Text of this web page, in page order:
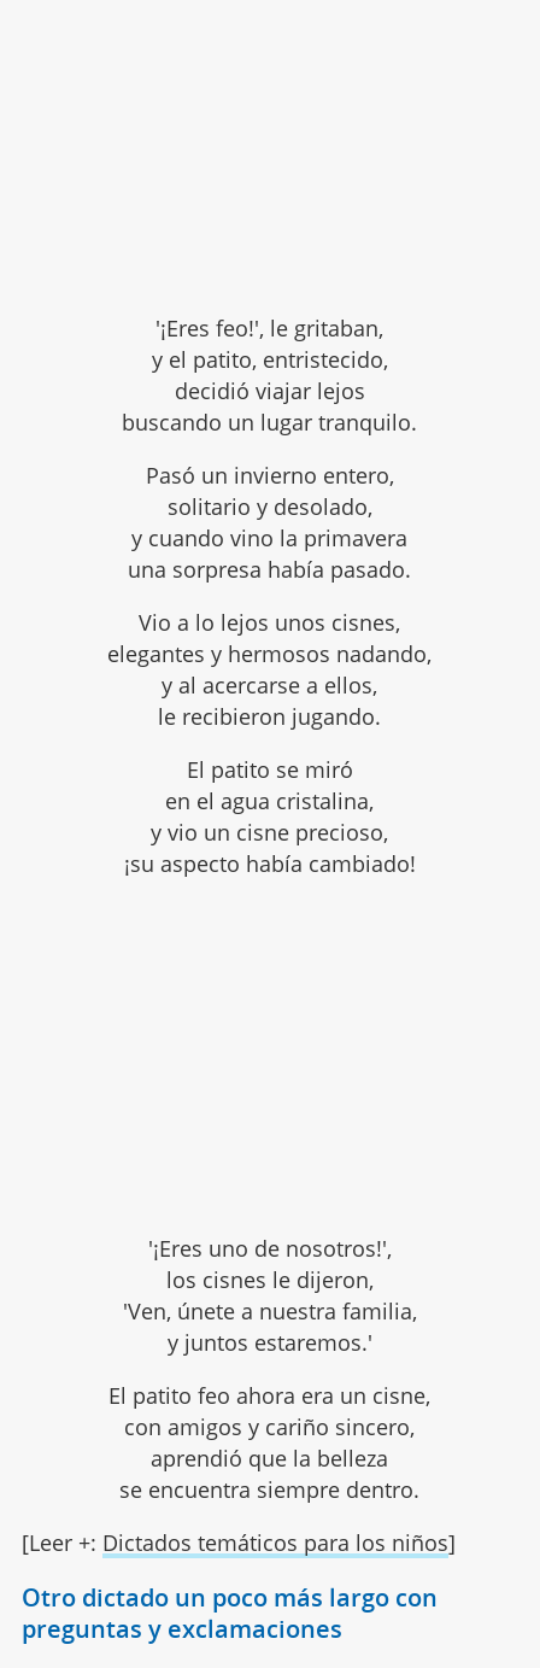
'¡Eres feo!', le gritaban,
y el patito, entristecido,
decidió viajar lejos
buscando un lugar tranquilo.
Pasó un invierno entero,
solitario y desolado,
y cuando vino la primavera
una sorpresa había pasado.
Vio a lo lejos unos cisnes,
elegantes y hermosos nadando,
y al acercarse a ellos,
le recibieron jugando.
El patito se miró
en el agua cristalina,
y vio un cisne precioso,
¡su aspecto había cambiado!
'¡Eres uno de nosotros!',
los cisnes le dijeron,
'Ven, únete a nuestra familia,
y juntos estaremos.'
El patito feo ahora era un cisne,
con amigos y cariño sincero,
aprendió que la belleza
se encuentra siempre dentro.
[Leer +: Dictados temáticos para los niños]
Otro dictado un poco más largo con
preguntas y exclamaciones